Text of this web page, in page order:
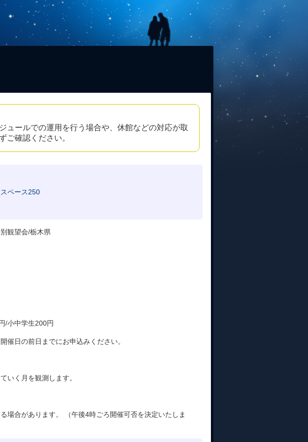
ュールでの運用を行う場合や、休館などの対応が取
ご確認ください。
ペース250
観望会/栃木県
/小中学生200円
日の前日までにお申込みください。
いく月を観測します。
場合があります。 （午後4時ごろ開催可否を決定いたしま